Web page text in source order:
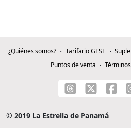
¿Quiénes somos? Tarifario GESE
Puntos de venta
© 2019 La Estrella de Panamá